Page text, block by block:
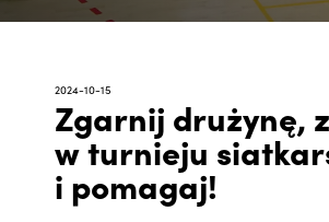
2024-10-15
Zgarnij drużynę,
w turnieju
i pomagaj!